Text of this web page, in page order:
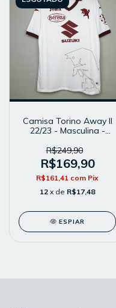
Camisa Torino Away II
22/23 - Masculina -
Branca
R$249,90
R$169,90
R$161,41 com Pix
12 x de R$17,48
ESPIAR